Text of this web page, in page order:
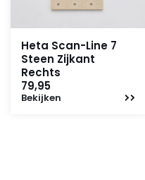
Heta Scan-Line 7
Steen Zijkant
Rechts
79,95
Bekijken